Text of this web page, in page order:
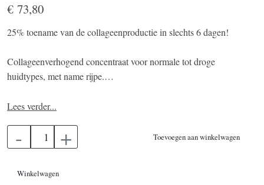
€ 73,80
25% toename van de collageenproductie in slechts 6 dagen!
Collageenverhogend concentraat voor normale tot droge
huidtypes, met name rijpe.
Hydraterende kokosnoot, versterkende bamboe en natuurlijk
uiterlijk. Monoi hydrateert diep, terwijl Zwitserse groene appel
stamcellen celverjonging onderhoudt voor langdurige resultaten.
Lees verder...
- + Toevoegen aan winkelwagen
Winkelwagen